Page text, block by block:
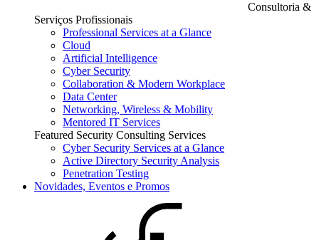
Consultoria &
Serviços Profissionais
Professional Services at a Glance
Cloud
Artificial Intelligence
Cyber Security
Collaboration & Modern Workplace
Data Center
Networking, Wireless & Mobility
Mentored IT Services
Featured Security Consulting Services
Cyber Security Services at a Glance
Active Directory Security Analysis
Penetration Testing
Novidades, Eventos e Promos